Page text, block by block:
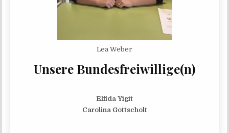
Lea Weber
Unsere Bundesfreiwillige(n)
Elfi­da Yigit
Caro­li­na Gottscholt